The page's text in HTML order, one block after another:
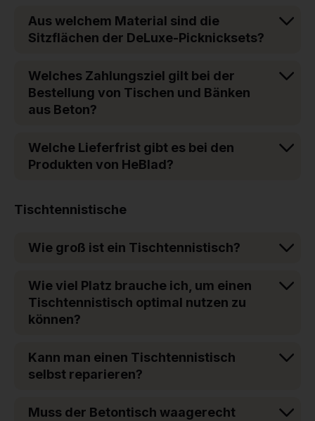
Aus welchem Material sind die
Sitzflächen der DeLuxe-Picknicksets?
Welches Zahlungsziel gilt bei der
Bestellung von Tischen und Bänken
aus Beton?
Welche Lieferfrist gibt es bei den
Produkten von HeBlad?
Tischtennistische
Wie groß ist ein Tischtennistisch?
Wie viel Platz brauche ich, um einen
Tischtennistisch optimal nutzen zu
können?
Kann man einen Tischtennistisch
selbst reparieren?
Muss der Betontisch waagerecht